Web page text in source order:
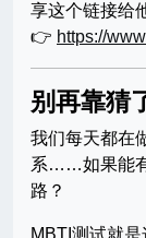
享这个链接给
👉 https://
别再靠猜
我们每天都在
系……如果能有
路？
MBTI测试就